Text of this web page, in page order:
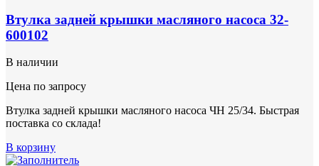
Втулка задней крышки масляного насоса 32-
600102
В наличии
Цена по запросу
Втулка задней крышки масляного насоса ЧН 25/34. Быстрая
поставка со склада!
В корзину